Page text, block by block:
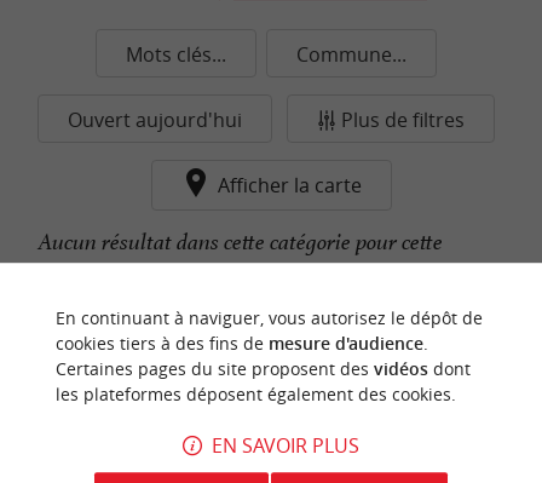
Mots clés... Commune...
Ouvert aujourd'hui Plus de filtres
Afficher la carte
Aucun résultat dans cette catégorie pour cette
n
o
t
r
e
c
o
u
p
d
e
c
o
e
u
r
En continuant à naviguer, vous autorisez le dépôt de
cookies tiers à des fins de mesure d'audience.
Certaines pages du site proposent des vidéosdont
les plateformes déposent également des cookies.
EN SAVOIR PLUS